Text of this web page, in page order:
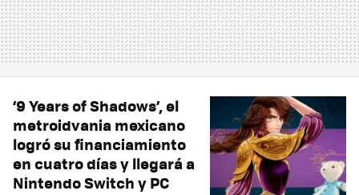
‘9 Years of Shadows’, el
metroidvania mexicano
logró su financiamiento
en cuatro días y llegará a
Nintendo Switch y PC